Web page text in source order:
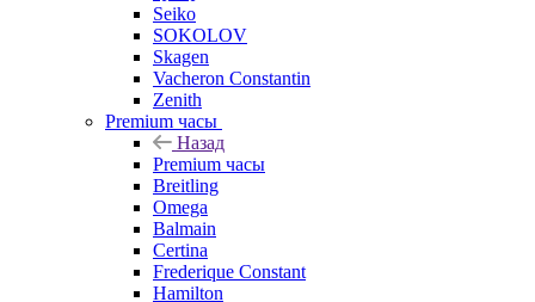
Seiko
SOKOLOV
Skagen
Vacheron Constantin
Zenith
Premium часы
Назад
Premium часы
Breitling
Omega
Balmain
Certina
Frederique Constant
Hamilton